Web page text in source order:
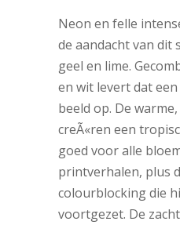
Neon en felle
de aandacht van dit
geel en lime.
en wit levert dat
beeld op. De
creÃ«ren een
goed voor alle
printverhalen, plus
colourblocking die
voortgezet. De